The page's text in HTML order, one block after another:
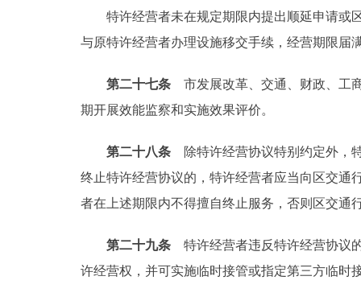
特许经营者未在规定期限内提出顺延申请或区
与原特许经营者办理设施移交手续，经营期限届
第二十七条 市发展改革、交通、财政、工
期开展效能监察和实施效果评价。
第二十八条 除特许经营协议特别约定外，
终止特许经营协议的，特许经营者应当向区交通
者在上述期限内不得擅自终止服务，否则区交通
第二十九条 特许经营者违反特许经营协议
许经营权，并可实施临时接管或指定第三方临时